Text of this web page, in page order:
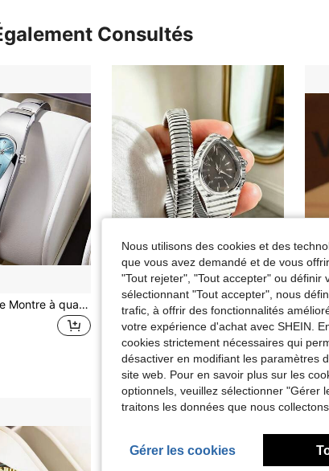
Consultés
PINTIME 1 pièce Montre à quartz, Montre-bracelet rétro Y2K Millénium avec bracelet goutte d'eau, matériau en alliage lisse, de niche, exquise, haut de gamme, unisexe, étanche 1 pièce Montre-bracelet femme minimaliste de luxe en quartz en forme de serpent, cadran ovale en forme de goutte d'eau, montre-bracelet serpent, bracelet élastique en acier inoxydable, montre-bracelet à aiguilles, montre habillée au design serpent à la mode, convient pour le quotidien, les fêtes et les soirées, l'assortiment au bureau, cadeau pour l'Aïd, cadeau d'anniversaire
6,97€
Nous utilisons des cookies et des
que vous avez demandé et de vous
"Tout rejeter", "Tout accepter" ou
sélectionnant "Tout accepter", nous
trafic, à offrir des fonctionnalités
votre expérience d'achat avec SHEIN.
cookies strictement nécessaires qui
désactiver en modifiant les paramètres
site web. Pour en savoir plus sur les
optionnels, veuillez sélectionner "Gérer
traitons les données que nous collectons,
Gérer les cookies